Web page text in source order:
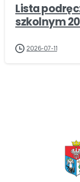
Lista
szkolnym
2026-07-11